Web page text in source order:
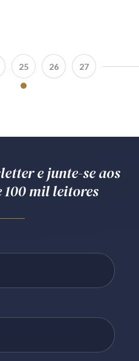
25 26 27
e junte-se aos
100 mil leitores